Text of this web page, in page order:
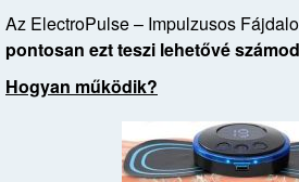
Az ElectroPulse – Impulzusos
pontosan ezt teszi lehetővé
Hogyan működik?